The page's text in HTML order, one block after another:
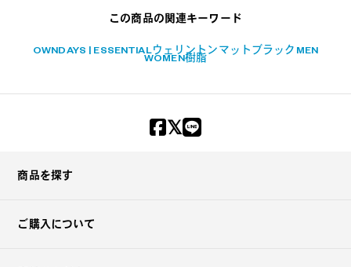
この商品の関連キーワード
OWNDAYS | ESSENTIALウェリントン マットブラック MEN
WOMEN樹脂
商品を探す
ご購入について